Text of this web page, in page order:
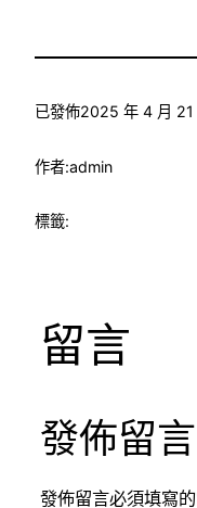
已發佈2025 年 4 月 21
作者:admin
標籤:
留言
發佈留言
發佈留言必須填寫